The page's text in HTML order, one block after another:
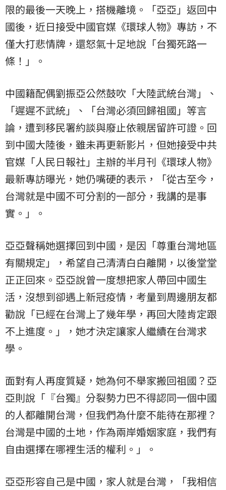
限的最後一天晚上，搭機離境。「亞亞」返回中
國後，近日接受中國官媒《環球人物》專訪，不
僅大打悲情牌，還怒氣十足地說「台獨死路一
條！」。
中國籍配偶劉振亞公然鼓吹「大陸武統台灣」、
「遲遲不武統」、「台灣必須回歸祖國」等言
論，遭到移民署約談與廢止依親居留許可證。回
到中國大陸後，雖未再更新影片，但她接受中共
官媒「人民日報社」主辦的半月刊《環球人物》
最新專訪曝光，她仍嘴硬的表示，「從古至今，
台灣就是中國不可分割的一部分，我講的是事
實。」。
亞亞聲稱她選擇回到中國，是因「尊重台灣地區
有關規定」，希望自己清清白白離開，以後堂堂
正正回來。亞亞說曾一度想把家人帶回中國生
活，沒想到卻遇上新冠疫情，考量到周邊朋友都
勸說「已經在台灣上了幾年學，再回大陸肯定跟
不上進度。」，她才決定讓家人繼續在台灣求
學。
面對有人再度質疑，她為何不舉家搬回祖國？亞
亞則說「『台獨』分裂勢力巴不得認同一個中國
的人都離開台灣，但我們為什麼不能待在那裡？
台灣是中國的土地，作為兩岸婚姻家庭，我們有
自由選擇在哪裡生活的權利。」。
亞亞形容自己是中國，家人就是台灣，「我相信